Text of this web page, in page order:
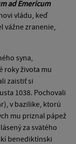
ad Emericum
vládu, keď
vážne zranenie,
syna,
roky života mu
zaistiť si
1038. Pochovali
v bazilike, ktorú
mu priznal pápež
za svätého
benediktínski